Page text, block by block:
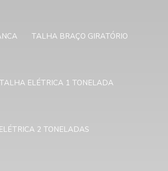
TALHA BRAÇO GIRATÓRIO
TALHA ELÉTRICA 1 TONELADA
2 TONELADAS